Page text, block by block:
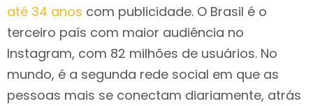
até 34 anos com publicidade. O Brasil é o
terceiro país com maior audiência no
Instagram, com 82 milhões de usuários. No
mundo, é a segunda rede social em que as
pessoas mais se conectam diariamente, atrás